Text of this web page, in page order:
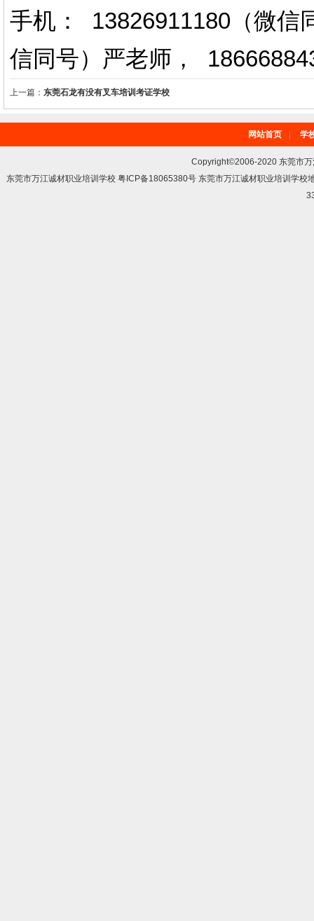
手机： 13826911180（微信
信同号）严老师 ，
上一篇： 东莞石龙有没有叉车培训考证学校
网站首页 学
Copyright©2006-2020 东莞市
东莞市万江诚材职业培训学校 粤ICP备18065380号 东莞市万江诚材职业培训学